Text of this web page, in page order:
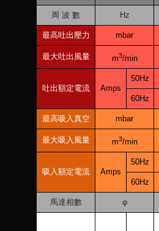
周 波 數 Hz
最高吐出壓力 mbar
最大吐出風量 m3/min
吐出額定電流 Amps
50Hz
60Hz
最高吸入真空 mbar
最大吸入風量 m3/min
吸入額定電流 Amps
50Hz
60Hz
馬達相數 φ